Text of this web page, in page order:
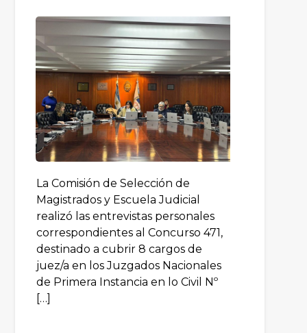
La Comisión de Selección de
Magistrados y Escuela Judicial
realizó las entrevistas personales
correspondientes al Concurso 471,
destinado a cubrir 8 cargos de
juez/a en los Juzgados Nacionales
de Primera Instancia en lo Civil Nº
[…]